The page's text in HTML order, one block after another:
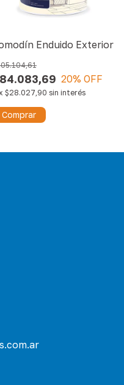
Enduido Exterior
20% OFF
$28.027,90 sin interés
Comprar